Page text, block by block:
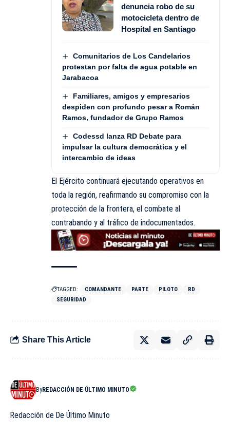
denuncia robo de su
motocicleta dentro de
Hospital en Santiago
Comunitarios de Los Candelarios
protestan por falta de agua potable en
Jarabacoa
Familiares, amigos y empresarios
despiden con profundo pesar a Román
Ramos, fundador de Grupo Ramos
Codessd lanza RD Debate para
impulsar la cultura democrática y el
intercambio de ideas
El Ejército continuará ejecutando operativos en
toda la región, reafirmando su compromiso con la
protección de la frontera, el combate al
contrabando y al tráfico de indocumentados.
TAGGED: COMANDANTE PARTE PILOTO
RD
SEGURIDAD
Share This Article
ByREDACCIÓN DE ÚLTIMO MINUTO
Redacción de De Último Minuto